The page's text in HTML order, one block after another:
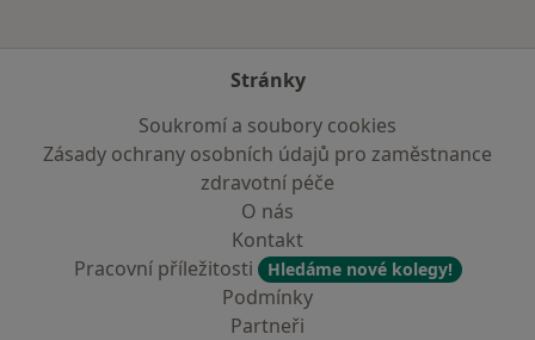
Stránky
Soukromí a soubory cookies
Zásady ochrany osobních údajů pro zaměstnance
zdravotní péče
O nás
Kontakt
Pracovní příležitosti
Hledáme nové kolegy!
Podmínky
Partneři